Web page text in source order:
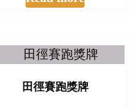
田徑賽跑獎牌